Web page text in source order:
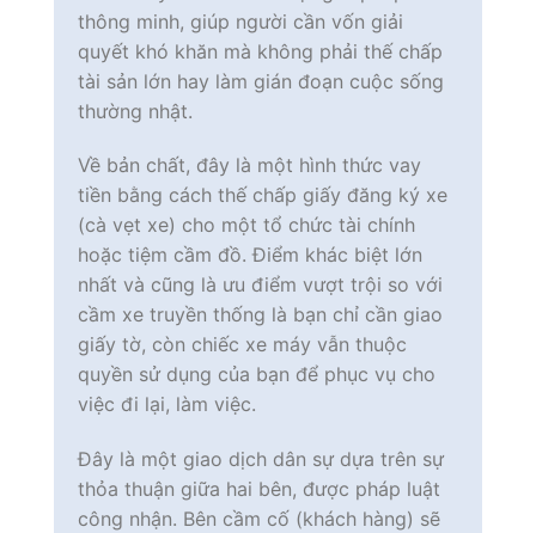
thông minh, giúp người cần vốn giải
quyết khó khăn mà không phải thế chấp
tài sản lớn hay làm gián đoạn cuộc sống
thường nhật.
Về bản chất, đây là một hình thức vay
tiền bằng cách thế chấp giấy đăng ký xe
(cà vẹt xe) cho một tổ chức tài chính
hoặc tiệm cầm đồ. Điểm khác biệt lớn
nhất và cũng là ưu điểm vượt trội so với
cầm xe truyền thống là bạn chỉ cần giao
giấy tờ, còn chiếc xe máy vẫn thuộc
quyền sử dụng của bạn để phục vụ cho
việc đi lại, làm việc.
Đây là một giao dịch dân sự dựa trên sự
thỏa thuận giữa hai bên, được pháp luật
công nhận. Bên cầm cố (khách hàng) sẽ